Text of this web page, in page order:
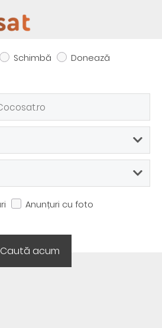
Schimbă
Donează
Anunțuri cu foto